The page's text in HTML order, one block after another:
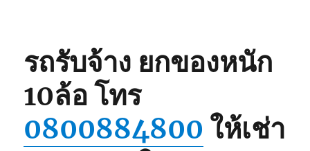
0825566214,
080062848
รถรับจ้าง ยกของหนัก
10ล้อ โทร
0800884800 ให้เช่า